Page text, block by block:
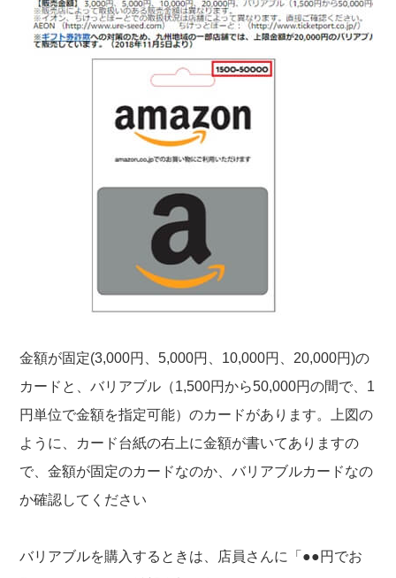
金額が固定(3,000円、5,000円、10,000円、20,000円)の
カードと、バリアブル（1,500円から50,000円の間で、1
円単位で金額を指定可能）のカードがあります。上図の
ように、カード台紙の右上に金額が書いてありますの
で、金額が固定のカードなのか、バリアブルカードなの
か確認してください
バリアブルを購入するときは、店員さんに「●●円でお